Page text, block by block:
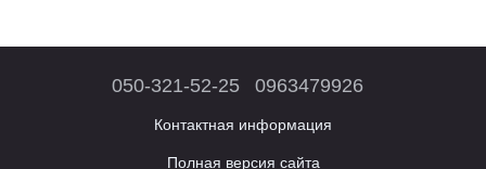
050-321-52-25 0963479926
Контактная информация
Полная версия сайта